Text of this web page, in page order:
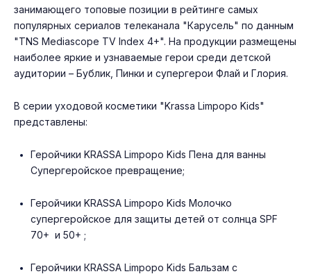
занимающего топовые позиции в рейтинге самых
популярных сериалов телеканала "Карусель" по данным
"TNS Mediascope TV Index 4+". На продукции размещены
наиболее яркие и узнаваемые герои среди детской
аудитории – Бублик, Пинки и супергерои Флай и Глория.
В серии уходовой косметики "Krassa Limpopo Kids"
представлены:
Геройчики KRASSA Limpopo Kids Пена для ванны
Супергеройское превращение;
Геройчики KRASSA Limpopo Kids Молочко
супергеройское для защиты детей от солнца SPF
70+ и 50+ ;
Геройчики КRASSA Limpopo Kids Бальзам с